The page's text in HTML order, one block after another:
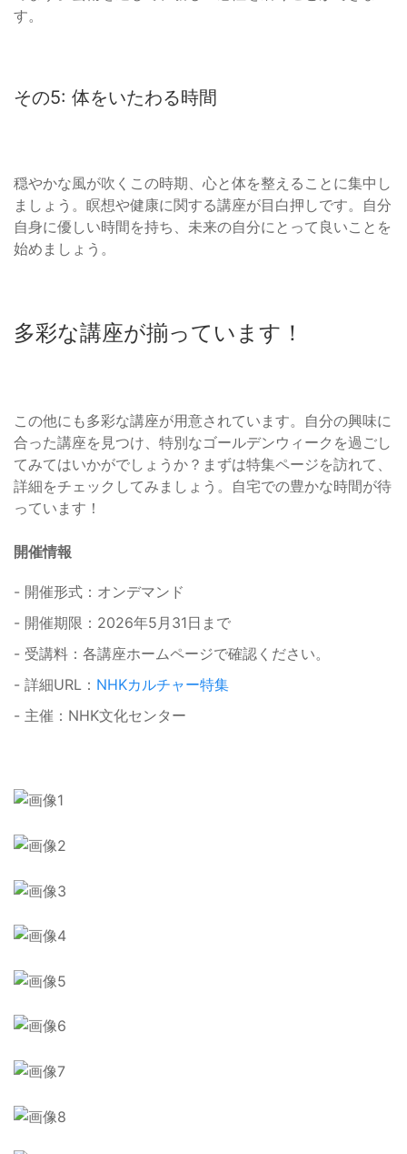
す。
その5: 体をいたわる時間
穏やかな風が吹くこの時期、心と体を整えることに集中し
ましょう。瞑想や健康に関する講座が目白押しです。自分
自身に優しい時間を持ち、未来の自分にとって良いことを
始めましょう。
多彩な講座が揃っています！
この他にも多彩な講座が用意されています。自分の興味に
合った講座を見つけ、特別なゴールデンウィークを過ごし
てみてはいかがでしょうか？まずは特集ページを訪れて、
詳細をチェックしてみましょう。自宅での豊かな時間が待
っています！
開催情報
- 開催形式：オンデマンド
- 開催期限：2026年5月31日まで
- 受講料：各講座ホームページで確認ください。
- 詳細URL： NHKカルチャー特集
- 主催：NHK文化センター